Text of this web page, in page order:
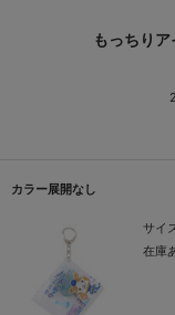
もっちり
カラー展開なし
サイ
在庫